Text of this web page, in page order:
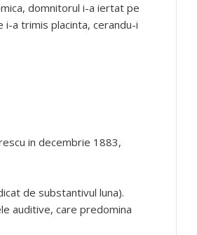
domnitorul i-a iertat pe
i-a trimis placinta, cerandu-i
in decembrie 1883,
de substantivul luna).
auditive, care predomina